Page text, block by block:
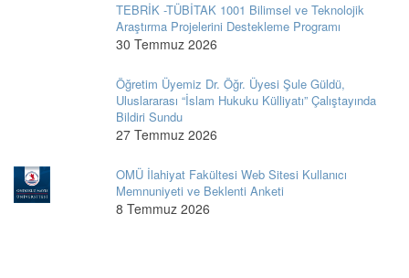
TEBRİK -TÜBİTAK 1001 Bilimsel ve Teknolojik
Araştırma Projelerini Destekleme Programı
30 Temmuz 2026
Öğretim Üyemiz Dr. Öğr. Üyesi Şule Güldü,
Uluslararası “İslam Hukuku Külliyatı” Çalıştayında
Bildiri Sundu
27 Temmuz 2026
OMÜ İlahiyat Fakültesi Web Sitesi Kullanıcı
Memnuniyeti ve Beklenti Anketi
8 Temmuz 2026